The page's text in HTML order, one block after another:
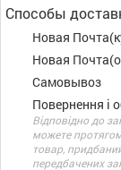
Способы
Новая
Новая
Самовывоз
Повернення і
Відповідно до
можете
товар,
передбачених